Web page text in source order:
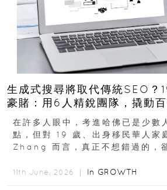
生成式搜尋將取代傳統SEO？
豪賭：用6人精銳團隊，撬動
機
在許多人眼中，考進哈佛已是少數
點，但對 19 歲、出身移民華人
Zhang 而言，真正不想錯過的，
11th June, 2026 ｜ In GROWTH